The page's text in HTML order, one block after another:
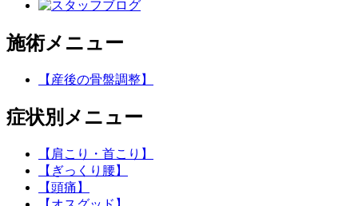
施術メニュー
【産後の骨盤調整】
症状別メニュー
【肩こり・首こり】
【ぎっくり腰】
【頭痛】